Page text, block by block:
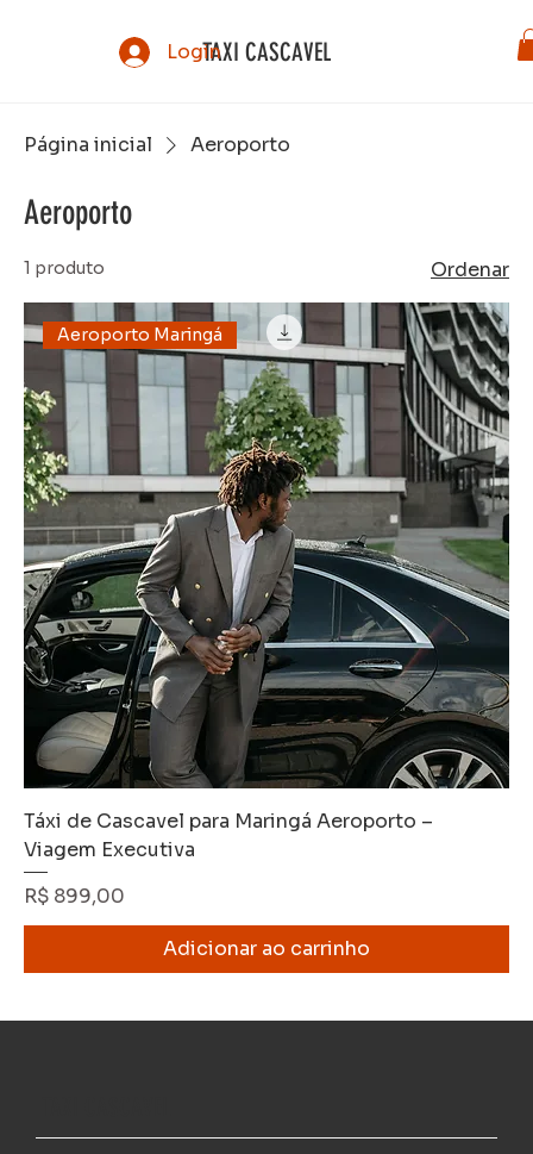
TAXI CASCAVEL
Login
Página inicial Aeroporto
Aeroporto
1 produto Ordenar
Aeroporto Maringá
Táxi de Cascavel para Maringá Aeroporto –
Viagem Executiva
Preço
R$ 899,00
Adicionar ao carrinho